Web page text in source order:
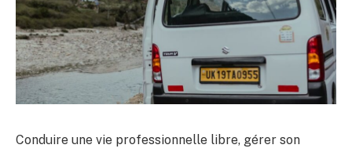
Conduire une vie professionnelle libre, gérer son